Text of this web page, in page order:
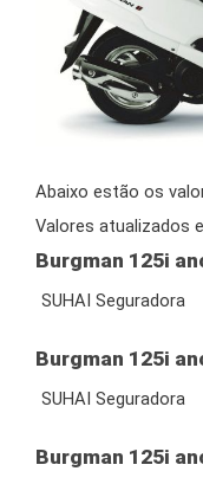
Abaixo estão os
Valores atualizados
Burgman 125i
SUHAI Seguradora
Burgman 125i
SUHAI Seguradora
Burgman 125i